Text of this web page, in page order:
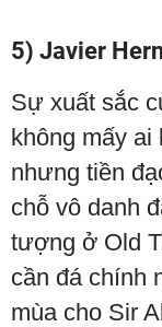
5) Javier
Sự xuất sắc
không mấy ai
nhưng tiền
chỗ vô danh
tượng ở Old
cần đá chính
mùa cho Sir